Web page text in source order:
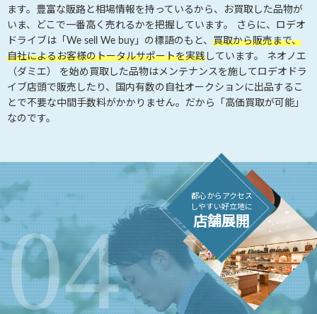
ます。豊富な販路と相場情報を持っているから、お買取した品物が
いま、どこで一番高く売れるかを把握しています。 さらに、ロデオ
ドライブは「We sell We buy」の標語のもと、 買取から販売まで、
自社によるお客様のトータルサポートを実践 しています。 ネオノエ
（ダミエ） を始め買取した品物はメンテナンスを施してロデオドラ
イブ店頭で販売したり、国内有数の自社オークションに出品するこ
とで不要な中間手数料がかかりません。だから「高価買取が可能」
なのです。
都心からアクセス
しやすい好立地に
店舗展開